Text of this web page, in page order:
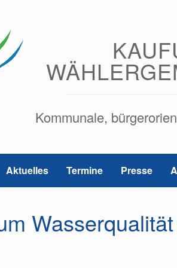
Kommunale,
Aktuelles Termine Presse